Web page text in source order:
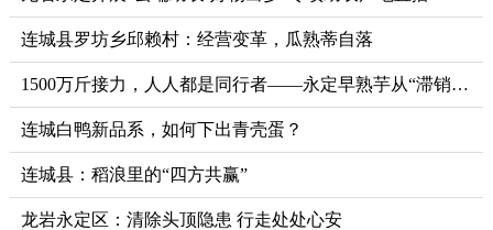
连城县罗坊乡邱赖村：经营变革，瓜熟蒂自落
1500万斤接力，人人都是同行者——永定早熟芋从“滞销”到“售罄”
连城白鸭新品系，如何下出青壳蛋？
连城县：稻浪里的“四方共赢”
龙岩永定区：清除头顶隐患 行走处处心安